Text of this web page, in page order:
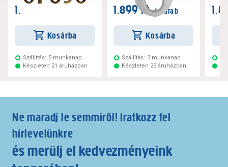
1.599 Ft
Kosárba
Szállítás: 5 munkanap
Készleten 21 áruházban
1.899 Ft / darab
Kosárba
Szállítás: 3 munkanap
Készleten 23 áruházban
Ne maradj le semmiről! Iratkozz fel
hírlevelünkre
és merülj el kedvezményeink